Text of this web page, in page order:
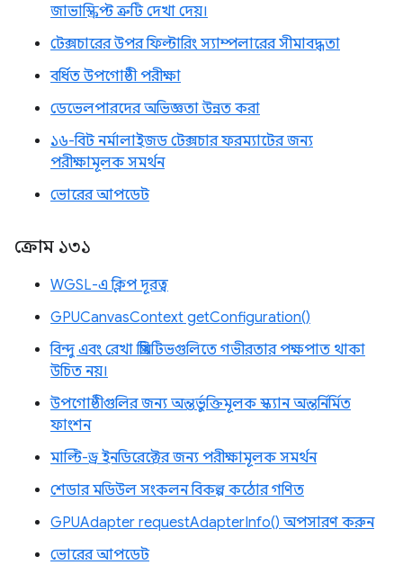
জাভাস্ক্রিপ্ট ত্রুটি দেখা দেয়।
টেক্সচারের উপর ফিল্টারিং স্যাম্পলারের সীমাবদ্ধতা
বর্ধিত উপগোষ্ঠী পরীক্ষা
ডেভেলপারদের অভিজ্ঞতা উন্নত করা
১৬-বিট নর্মালাইজড টেক্সচার ফরম্যাটের জন্য
পরীক্ষামূলক সমর্থন
ভোরের আপডেট
ক্রোম ১৩১
WGSL-এ ক্লিপ দূরত্ব
GPUCanvasContext getConfiguration()
বিন্দু এবং রেখা প্রিমিটিভগুলিতে গভীরতার পক্ষপাত থাকা
উচিত নয়।
উপগোষ্ঠীগুলির জন্য অন্তর্ভুক্তিমূলক স্ক্যান অন্তর্নির্মিত
ফাংশন
মাল্টি-ড্র ইনডিরেক্টের জন্য পরীক্ষামূলক সমর্থন
শেডার মডিউল সংকলন বিকল্প কঠোর গণিত
GPUAdapter requestAdapterInfo() অপসারণ করুন
ভোরের আপডেট